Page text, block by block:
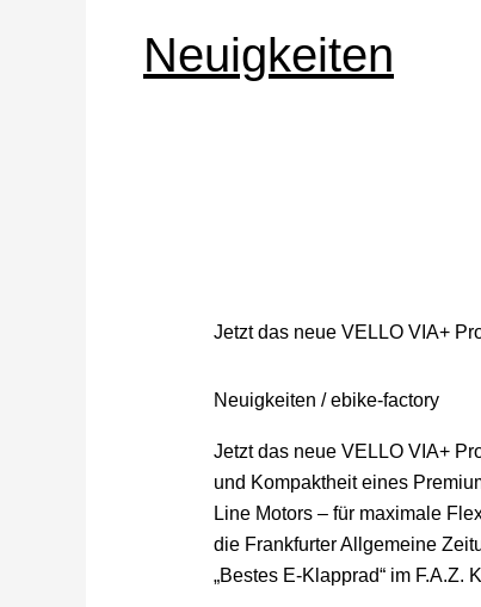
Neuigkeiten
Jetzt das neue VELLO VIA+
Neuigkeiten /ebike-factory
Jetzt das neue VELLO VIA+
und Kompaktheit eines
Line Motors – für maximale
die Frankfurter Allgemeine
„Bestes E-Klapprad“ im F.A.Z.
VELLO
Probefahren